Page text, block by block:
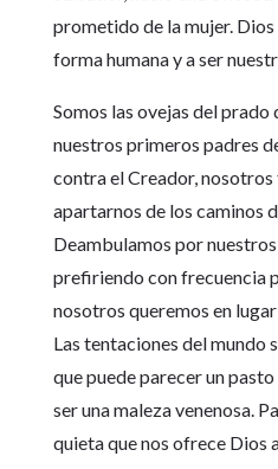
prometido de la mujer.
forma humana y a ser
Somos las ovejas del prado
nuestros primeros padres
contra el Creador,
apartarnos de los caminos
Deambulamos por
prefiriendo con frecuencia
nosotros queremos en
Las tentaciones del mundo
que puede parecer un
ser una maleza venenosa.
quieta que nos ofrece Dios